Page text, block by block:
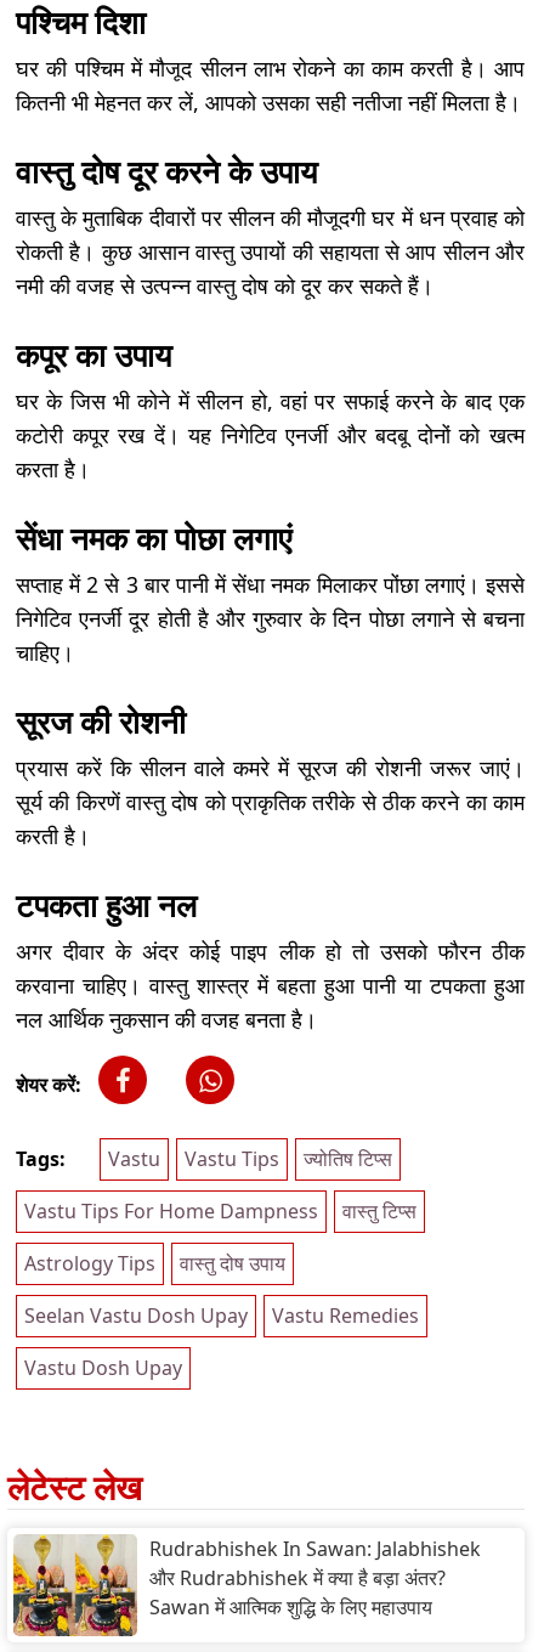
पश्चिम दिशा
घर की पश्चिम में मौजूद सीलन लाभ रोकने का काम करती है। आप
कितनी भी मेहनत कर लें, आपको उसका सही नतीजा नहीं मिलता है।
वास्तु दोष दूर करने के उपाय
वास्तु के मुताबिक दीवारों पर सीलन की मौजूदगी घर में धन प्रवाह को
रोकती है। कुछ आसान वास्तु उपायों की सहायता से आप सीलन और
नमी की वजह से उत्पन्न वास्तु दोष को दूर कर सकते हैं।
कपूर का उपाय
घर के जिस भी कोने में सीलन हो, वहां पर सफाई करने के बाद एक
कटोरी कपूर रख दें। यह निगेटिव एनर्जी और बदबू दोनों को खत्म
करता है।
सेंधा नमक का पोछा लगाएं
सप्ताह में 2 से 3 बार पानी में सेंधा नमक मिलाकर पोंछा लगाएं। इससे
निगेटिव एनर्जी दूर होती है और गुरुवार के दिन पोछा लगाने से बचना
चाहिए।
सूरज की रोशनी
प्रयास करें कि सीलन वाले कमरे में सूरज की रोशनी जरूर जाएं।
सूर्य की किरणें वास्तु दोष को प्राकृतिक तरीके से ठीक करने का काम
करती है।
टपकता हुआ नल
अगर दीवार के अंदर कोई पाइप लीक हो तो उसको फौरन ठीक
करवाना चाहिए। वास्तु शास्त्र में बहता हुआ पानी या टपकता हुआ
नल आर्थिक नुकसान की वजह बनता है।
शेयर करें:
Tags: Vastu Vastu Tips
ज्योतिष टिप्स
Vastu Tips For Home Dampness
वास्तु टिप्स
Astrology Tips
वास्तु दोष उपाय
Seelan Vastu Dosh Upay
Vastu Remedies
Vastu Dosh Upay
लेटेस्ट लेख
Rudrabhishek In Sawan: Jalabhishek
और Rudrabhishek में क्या है बड़ा अंतर?
Sawan में आत्मिक शुद्धि के लिए महाउपाय